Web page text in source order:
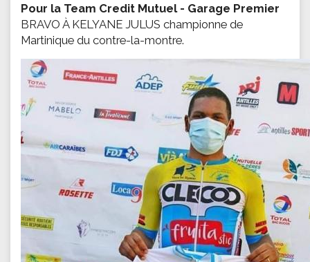
Pour la Team Credit Mutuel - Garage Premier
BRAVO À KELYANE JULUS championne de
Martinique du contre-la-montre.